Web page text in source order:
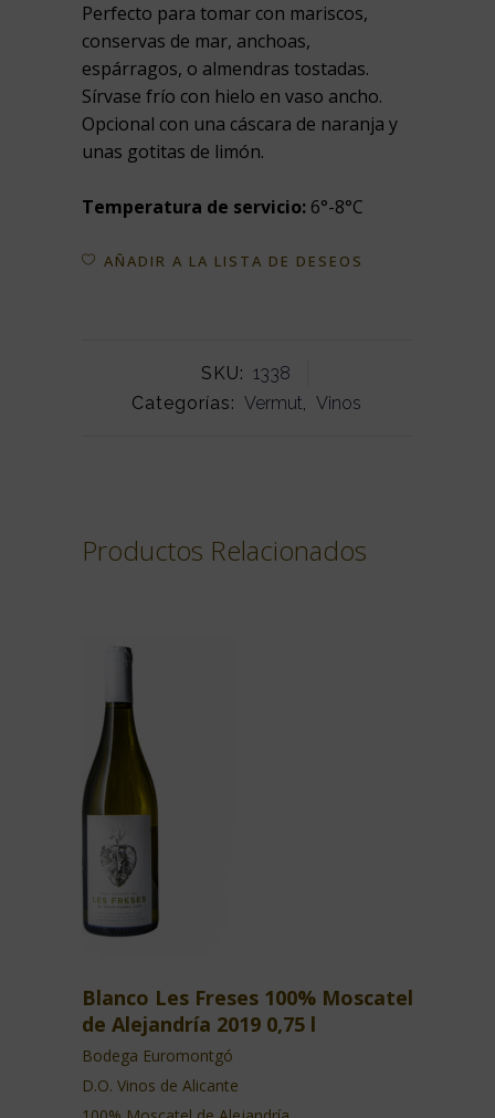
Perfecto para tomar con mariscos,
conservas de mar, anchoas,
espárragos, o almendras tostadas.
Sírvase frío con hielo en vaso ancho.
Opcional con una cáscara de naranja y
unas gotitas de limón.
Temperatura de servicio: 6°-8°C
AÑADIR A LA LISTA DE DESEOS
SKU: 1338
Categorías: Vermut, Vinos
Productos Relacionados
Blanco Les Freses 100% Moscatel
de Alejandría 2019 0,75 l
Bodega Euromontgó
D.O. Vinos de Alicante